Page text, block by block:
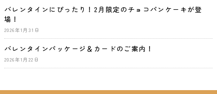
バレンタインにぴったり！2月限定のチョコパンケーキが登
場！
2026年1月31日
バレンタインパッケージ＆カードのご案内！
2026年1月22日